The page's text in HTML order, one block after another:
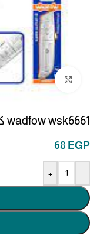
انقر للتكبير
wadfow wsk6661 كتر معدن
68 EGP
-
+